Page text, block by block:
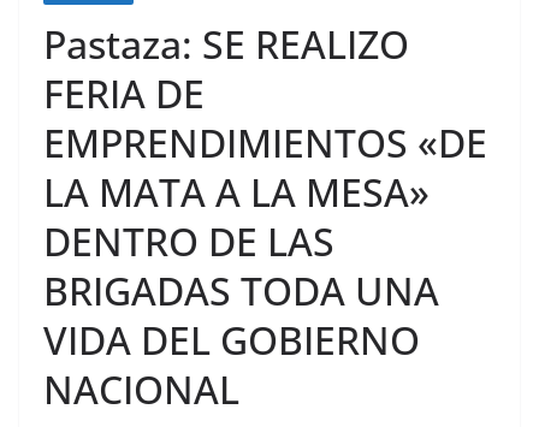
Pastaza: SE REALIZO
FERIA DE
EMPRENDIMIENTOS «DE
LA MATA A LA MESA»
DENTRO DE LAS
BRIGADAS TODA UNA
VIDA DEL GOBIERNO
NACIONAL